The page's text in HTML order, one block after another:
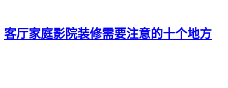
客厅家庭影院装修需要注意的十个地方